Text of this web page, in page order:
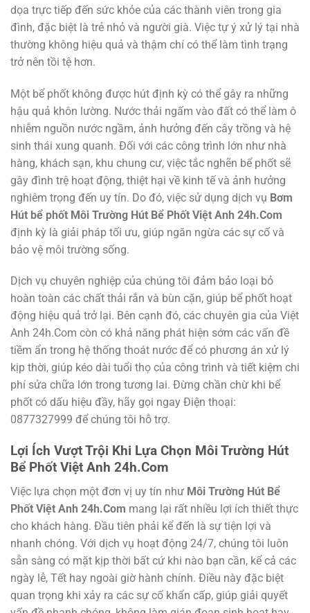
dọa trực tiếp đến sức khỏe của các thành viên trong gia
đình, đặc biệt là trẻ nhỏ và người già. Việc tự ý xử lý tại nhà
thường không hiệu quả và thậm chí có thể làm tình trạng
trở nên tồi tệ hơn.
Một bể phốt không được hút định kỳ có thể gây ra những
hậu quả khôn lường. Nước thải ngấm vào đất có thể làm ô
nhiễm nguồn nước ngầm, ảnh hưởng đến cây trồng và hệ
sinh thái xung quanh. Đối với các công trình lớn như nhà
hàng, khách sạn, khu chung cư, việc tắc nghẽn bể phốt sẽ
gây đình trệ hoạt động, thiệt hại về kinh tế và ảnh hưởng
nghiêm trọng đến uy tín. Do đó, việc sử dụng dịch vụ Bơm
Hút bể phốt Môi Trường Hút Bể Phốt Việt Anh 24h.Com
định kỳ là giải pháp tối ưu, giúp ngăn ngừa các sự cố và
bảo vệ môi trường sống.
Dịch vụ chuyên nghiệp của chúng tôi đảm bảo loại bỏ
hoàn toàn các chất thải rắn và bùn cặn, giúp bể phốt hoạt
động hiệu quả trở lại. Bên cạnh đó, các chuyên gia của Việt
Anh 24h.Com còn có khả năng phát hiện sớm các vấn đề
tiềm ẩn trong hệ thống thoát nước để có phương án xử lý
kịp thời, giúp kéo dài tuổi thọ của công trình và tiết kiệm chi
phí sửa chữa lớn trong tương lai. Đừng chần chừ khi bể
phốt có dấu hiệu đầy, hãy gọi ngay Điện thoại:
0877327999 để chúng tôi hỗ trợ.
Lợi Ích Vượt Trội Khi Lựa Chọn Môi Trường Hút
Bể Phốt Việt Anh 24h.Com
Việc lựa chọn một đơn vị uy tín như Môi Trường Hút Bể
Phốt Việt Anh 24h.Com mang lại rất nhiều lợi ích thiết thực
cho khách hàng. Đầu tiên phải kể đến là sự tiện lợi và
nhanh chóng. Với dịch vụ hoạt động 24/7, chúng tôi luôn
sẵn sàng có mặt kịp thời bất cứ khi nào bạn cần, kể cả các
ngày lễ, Tết hay ngoài giờ hành chính. Điều này đặc biệt
quan trọng khi xảy ra các sự cố khẩn cấp, giúp giải quyết